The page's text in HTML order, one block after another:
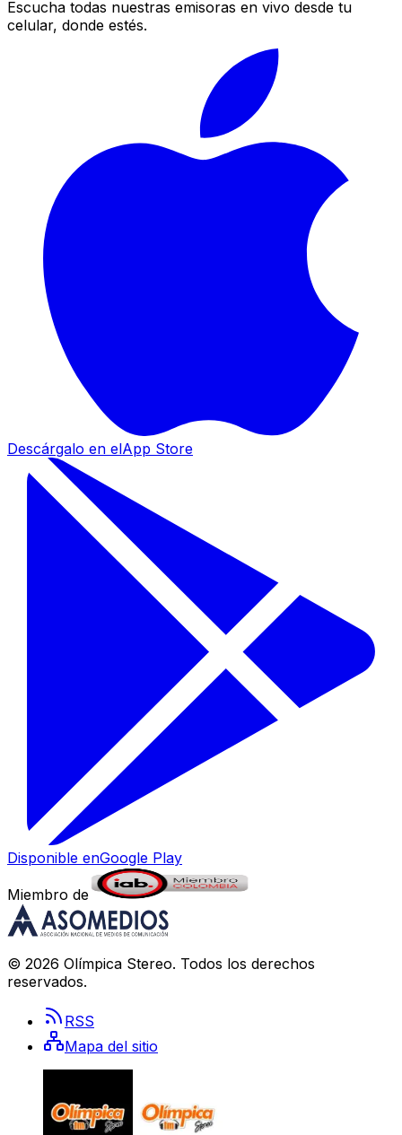
Escucha todas nuestras emisoras en vivo desde tu
celular, donde estés.
Descárgalo en elApp Store
Disponible enGoogle Play
Miembro de
© 2026 Olímpica Stereo. Todos los derechos
reservados.
RSS
Mapa del sitio